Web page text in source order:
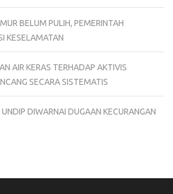
BELUM PULIH, PEMERINTAH
KESELAMATAN
AIR KERAS TERHADAP AKTIVIS
SECARA SISTEMATIS
DIWARNAI DUGAAN KECURANGAN